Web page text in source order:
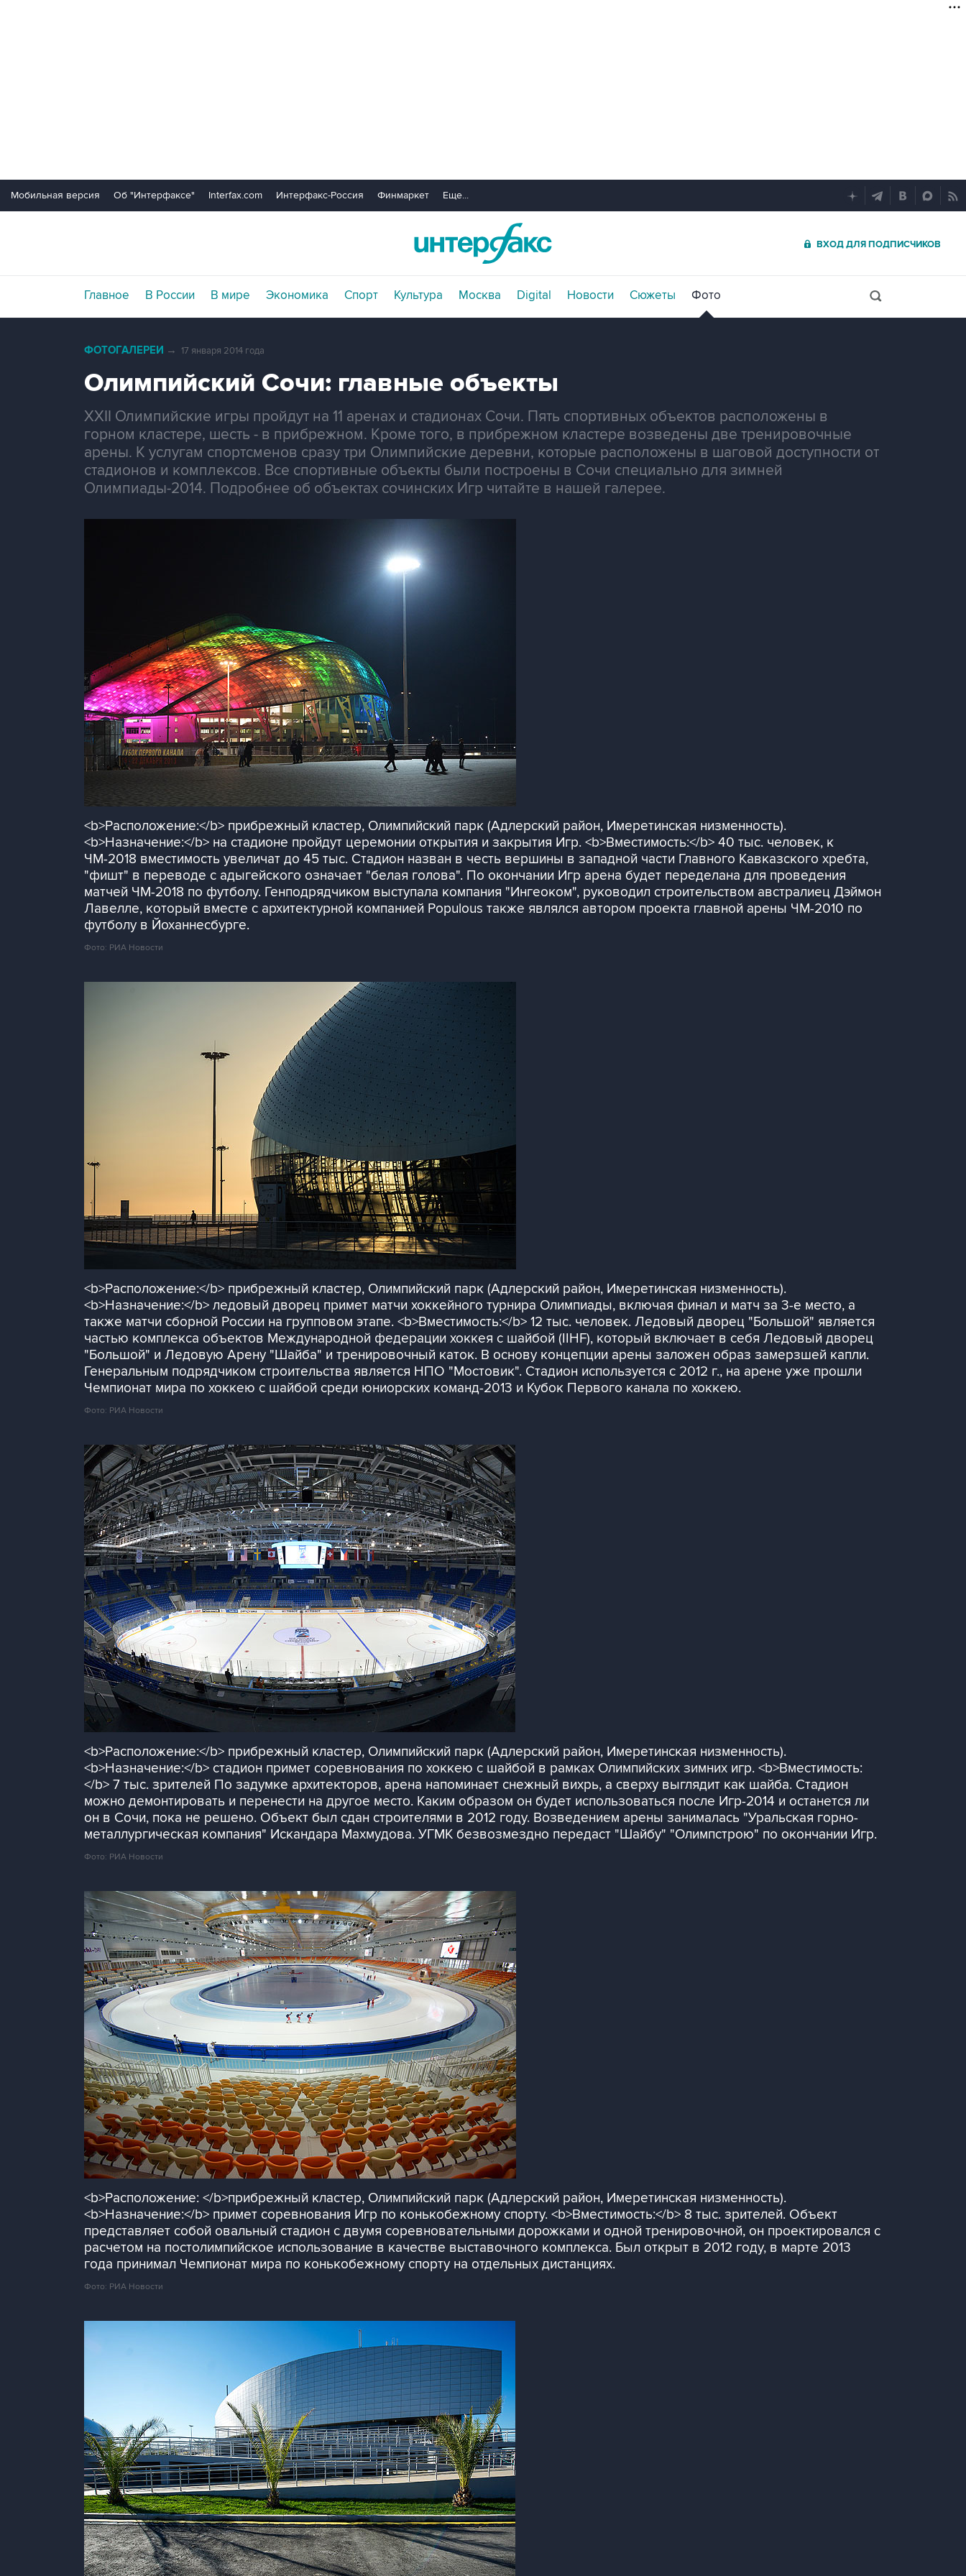
Мобильная версия Об "Интерфаксе" Interfax.com Интерфакс-Россия Финмаркет Еще...
ВХОД ДЛЯ ПОДПИСЧИКОВ
Главное В России В мире Экономика Спорт Культура Москва Digital Новости Сюжеты Фото
ФОТОГАЛЕРЕИ → 17 января 2014 года
Олимпийский Сочи: главные объекты
XXII Олимпийские игры пройдут на 11 аренах и стадионах Сочи. Пять спортивных объектов расположены в
горном кластере, шесть - в прибрежном. Кроме того, в прибрежном кластере возведены две тренировочные
арены. К услугам спортсменов сразу три Олимпийские деревни, которые расположены в шаговой доступности от
стадионов и комплексов. Все спортивные объекты были построены в Сочи специально для зимней
Олимпиады-2014. Подробнее об объектах сочинских Игр читайте в нашей галерее.
<b>Расположение:</b> прибрежный кластер, Олимпийский парк (Адлерский район, Имеретинская низменность).
<b>Назначение:</b> на стадионе пройдут церемонии открытия и закрытия Игр. <b>Вместимость:</b> 40 тыс. человек, к
ЧМ-2018 вместимость увеличат до 45 тыс. Стадион назван в честь вершины в западной части Главного Кавказского хребта,
"фишт" в переводе с адыгейского означает "белая голова". По окончании Игр арена будет переделана для проведения
матчей ЧМ-2018 по футболу. Генподрядчиком выступала компания "Ингеоком", руководил строительством австралиец Дэймон
Лавелле, который вместе с архитектурной компанией Populous также являлся автором проекта главной арены ЧМ-2010 по
футболу в Йоханнесбурге.
Фото: РИА Новости
<b>Расположение:</b> прибрежный кластер, Олимпийский парк (Адлерский район, Имеретинская низменность).
<b>Назначение:</b> ледовый дворец примет матчи хоккейного турнира Олимпиады, включая финал и матч за 3-е место, а
также матчи сборной России на групповом этапе. <b>Вместимость:</b> 12 тыс. человек. Ледовый дворец "Большой" является
частью комплекса объектов Международной федерации хоккея с шайбой (IIHF), который включает в себя Ледовый дворец
"Большой" и Ледовую Арену "Шайба" и тренировочный каток. В основу концепции арены заложен образ замерзшей капли.
Генеральным подрядчиком строительства является НПО "Мостовик". Стадион используется с 2012 г., на арене уже прошли
Чемпионат мира по хоккею с шайбой среди юниорских команд-2013 и Кубок Первого канала по хоккею.
Фото: РИА Новости
<b>Расположение:</b> прибрежный кластер, Олимпийский парк (Адлерский район, Имеретинская низменность).
<b>Назначение:</b> стадион примет соревнования по хоккею с шайбой в рамках Олимпийских зимних игр. <b>Вместимость:
</b> 7 тыс. зрителей По задумке архитекторов, арена напоминает снежный вихрь, а сверху выглядит как шайба. Стадион
можно демонтировать и перенести на другое место. Каким образом он будет использоваться после Игр-2014 и останется ли
он в Сочи, пока не решено. Объект был сдан строителями в 2012 году. Возведением арены занималась "Уральская горно-
металлургическая компания" Искандара Махмудова. УГМК безвозмездно передаст "Шайбу" "Олимпстрою" по окончании Игр.
Фото: РИА Новости
<b>Расположение: </b>прибрежный кластер, Олимпийский парк (Адлерский район, Имеретинская низменность).
<b>Назначение:</b> примет соревнования Игр по конькобежному спорту. <b>Вместимость:</b> 8 тыс. зрителей. Объект
представляет собой овальный стадион с двумя соревновательными дорожками и одной тренировочной, он проектировался с
расчетом на постолимпийское использование в качестве выставочного комплекса. Был открыт в 2012 году, в марте 2013
года принимал Чемпионат мира по конькобежному спорту на отдельных дистанциях.
Фото: РИА Новости